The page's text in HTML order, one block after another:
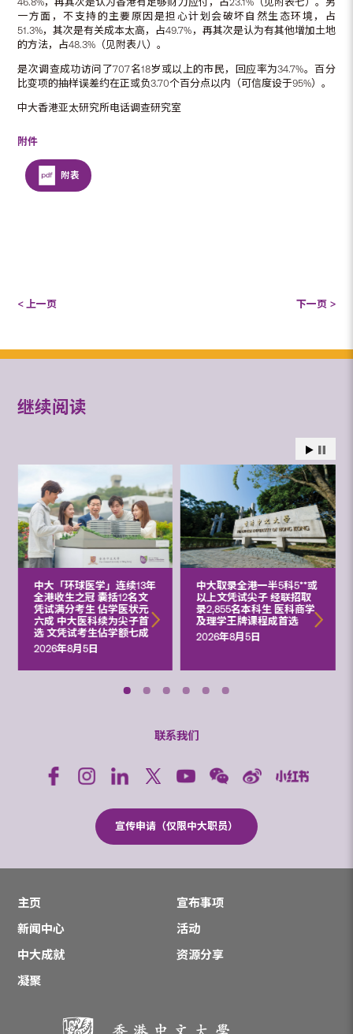
一方面，不支持的主要原因是担心计划会破坏自然生态环境，占
51.3%，其次是有关成本太高，占49.7%，再其次是认为有其他增加土地
的方法，占48.3%（见附表八）。
是次调查成功访问了707名18岁或以上的市民，回应率为34.7%。百分
比变项的抽样误差约在正或负3.70个百分点以内（可信度设于95%）。
中大香港亚太研究所电话调查研究室
附件
附表
< 上一页 下一页 >
继续阅读
中大「环球医学」连续13年
全港收生之冠 囊括12名文
凭试满分考生 佔学医状元
六成 中大医科续为尖子首
选 文凭试考生佔学额七成
2026年8月5日
中大取录全港一半5科5**或
以上文凭试尖子 经联招取
录2,855名本科生 医科商学
及理学王牌课程成首选
2026年8月5日
联系我们
宣传申请（仅限中大职员）
主页
宣布事项
新闻中心
活动
中大成就
资源分享
凝聚